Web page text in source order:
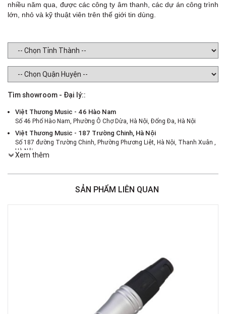
nhiều năm qua, được các công ty âm thanh, các dự án công trình
lớn, nhỏ và kỹ thuật viên trên thế giới tin dùng.
Tìm showroom - Đại lý::
Việt Thương Music - 46 Hào Nam
Số 46 Phố Hào Nam, Phường Ô Chợ Dừa, Hà Nội, Đống Đa, Hà Nội
Việt Thương Music - 187 Trường Chinh, Hà Nội
Số 187 đường Trường Chinh, Phường Phương Liệt, Hà Nội, Thanh Xuân ,
Hà Nội
386 Cách Mạng Tháng Tám, Phường Nhiêu Lộc, TPHCM, Quận 3, Hồ Chí
Việt Thương Music - 369 Điện Biên Phủ
49E Phan Đăng Lưu, Phường Bình Thạnh, TPHCM, Quận Bình Thạnh, Hồ
Việt Thương Music - Phường Gò Vấp
11 Đường số 3, Khu dân cư Cityland Park Hill, Phường Gò Vấp, TPHCM,
Xem thêm
SẢN PHẨM LIÊN QUAN